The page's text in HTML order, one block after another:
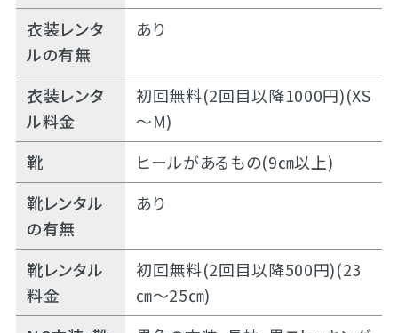
衣装レンタ
ルの有無
あり
衣装レンタ
ル料金
初回無料(2回目以降1000円)(XS
～M)
靴
ヒールがあるもの(9㎝以上)
靴レンタル
の有無
あり
靴レンタル
料金
初回無料(2回目以降500円)(23
㎝～25㎝)